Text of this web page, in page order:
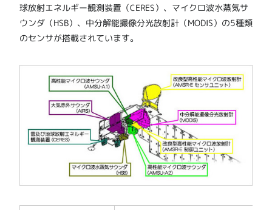
球放射エネルギー観測装置（CERES）、マイクロ波水蒸気サ
ウンダ（HSB）、中分解能撮像分光放射計（MODIS）の5種類
のセンサが搭載されています。